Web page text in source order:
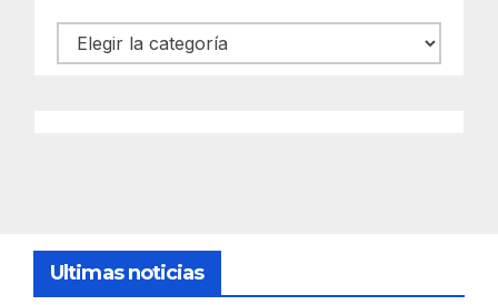
Categorías
Ultimas noticias